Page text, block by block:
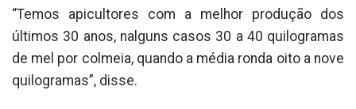
“Temos apicultores com a melhor produção dos
últimos 30 anos, nalguns casos 30 a 40 quilogramas
de mel por colmeia, quando a média ronda oito a nove
quilogramas”, disse.